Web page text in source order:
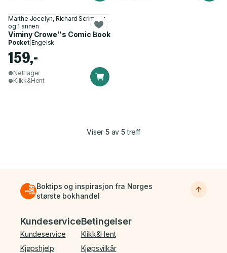
Marthe Jocelyn, Richard Scrimger
og 1 annen
Viminy Crowe''s Comic Book
Pocket| Engelsk
159,-
Nettlager
Klikk&Hent
Viser5av 5treff
Boktips og inspirasjon fra Norges
største bokhandel
Bunnmeny
Kundeservice
Kundeservice
Kjøpshjelp
Betingelser
Klikk&Hent
Kjøpsvilkår